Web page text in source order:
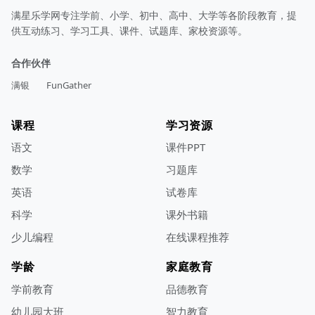
满星乐学网专注学前、小学、初中、高中、大学等各阶段教育，提
供互动练习、学习工具、课件、试题库、家校资源等。
合作伙伴
满银 FunGather
课程
语文
数学
英语
科学
少儿编程
学习资源
课件PPT
习题库
试卷库
课外书籍
在线课程推荐
学龄
学前教育
幼儿园大班
家庭教育
品德教育
智力教育